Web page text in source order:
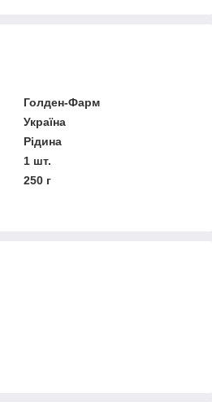
Голден-Фарм
Україна
Рідина
1 шт.
250 г